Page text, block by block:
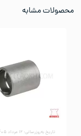
محصولات مشابه
تاریخ به‌روزرسانی: ۱۲ مرداد ۱۴۰۵ | ۱۶:۳۸